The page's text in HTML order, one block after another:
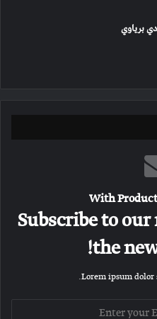
بریاوي
With
Subscribe to
the
Lorem ipsum